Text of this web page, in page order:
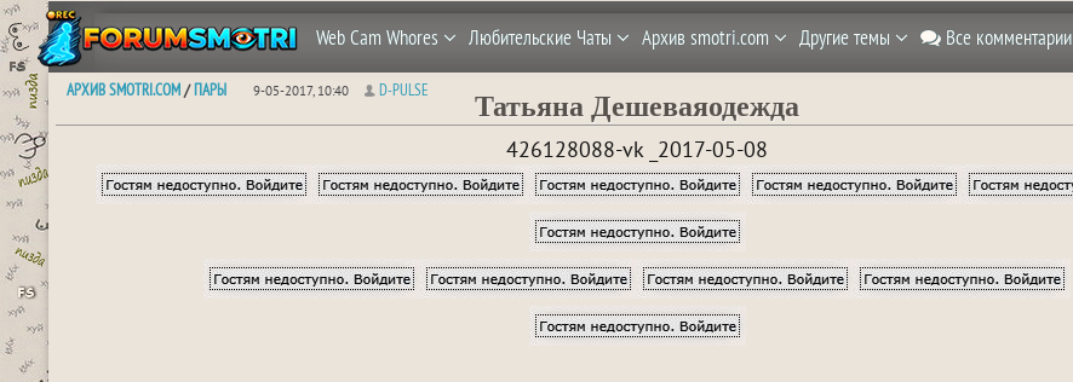
Web Cam Whores Любительские Чаты Архив smotri.com Другие темы Все комментарии
АРХИВ SMOTRI.COM/ПАРЫ 9-05-2017, 10:40 D-PULSE
Татьяна Дешеваяодежда
426128088-vk _2017-05-08